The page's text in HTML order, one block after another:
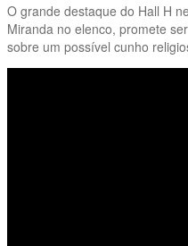
O grande destaque do Hall H
Miranda no elenco, promete
sobre um possível cunho